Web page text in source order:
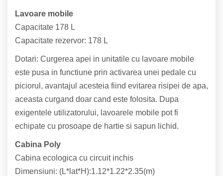
Lavoare mobile
Capacitate 178 L
Capacitate rezervor: 178 L
Dotari: Curgerea apei in unitatile cu lavoare mobile
este pusa in functiune prin activarea unei pedale cu
piciorul, avantajul acesteia fiind evitarea risipei de apa,
aceasta curgand doar cand este folosita. Dupa
exigentele utilizatorului, lavoarele mobile pot fi
echipate cu prosoape de hartie si sapun lichid.
Cabina Poly
Cabina ecologica cu circuit inchis
Dimensiuni: (L*lat*H):1.12*1.22*2.35(m)